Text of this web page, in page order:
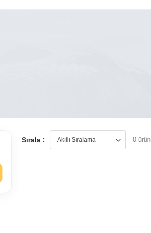
Sırala : 0 ürün